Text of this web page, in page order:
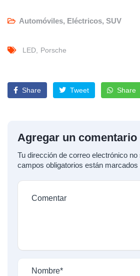
Automóviles, Eléctricos, SUV
LED Porsche
Share Tweet Share
Agregar un comentario
Tu dirección de correo electrónico no
campos obligatorios están marcados